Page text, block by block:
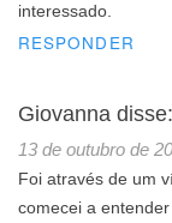
interessado.
RESPONDER
Giovanna disse:
13 de outubro de
Foi através de um
comecei a